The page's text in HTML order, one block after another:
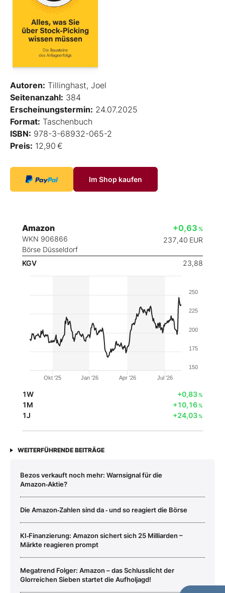
Autoren: Tillinghast, Joel
Seitenanzahl: 384
Erscheinungstermin: 24.07.2025
Format: Taschenbuch
ISBN: 978-3-68932-065-2
Preis: 12,90 €
Im Shop kaufen
Amazon
WKN 906866
Börse Düsseldorf
+0,63 %
237,40 EUR
KGV 23,88
Okt '25 Jan '26 Apr '26 Jul '26
150
175
200
225
250
1W +0,83%
1M +10,16%
1J +24,03%
WEITERFÜHRENDE BEITRÄGE
Bezos verkauft noch mehr: Warnsignal für die
Amazon‑Aktie?
Die Amazon‑Zahlen sind da ‑ und so reagiert die Börse
KI‑Finanzierung: Amazon sichert sich 25 Milliarden –
Märkte reagieren prompt
Megatrend Folger: Amazon – das Schlusslicht der
Glorreichen Sieben startet die Aufholjagd!